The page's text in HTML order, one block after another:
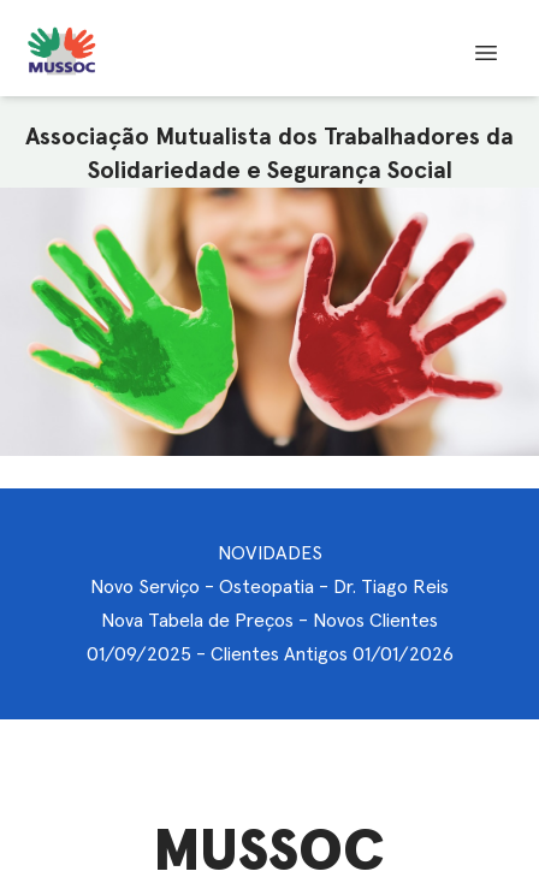
Associação Mutualista dos Trabalhadores da
Solidariedade e Segurança Social
NOVIDADES
Novo Serviço - Osteopatia - Dr. Tiago Reis
Nova Tabela de Preços - Novos Clientes
01/09/2025 - Clientes Antigos 01/01/2026
MUSSOC